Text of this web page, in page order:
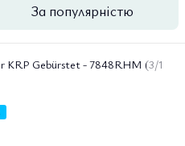
За популярністю